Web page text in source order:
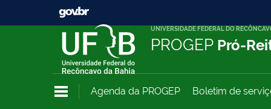
UNIVERSIDADE FEDERAL DO
PROGEP Pró-
Agenda da PROGEP Boletim de